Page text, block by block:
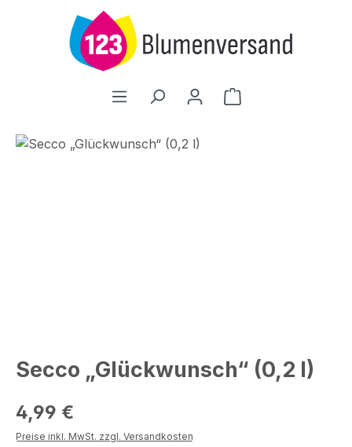
Zum Hauptinhalt springen
Warenkorb
Bildergalerie überspringen
Secco „Glückwunsch“ (0,2 l)
Regulärer Preis:
4,99 €
Preise inkl. MwSt. zzgl. Versandkosten